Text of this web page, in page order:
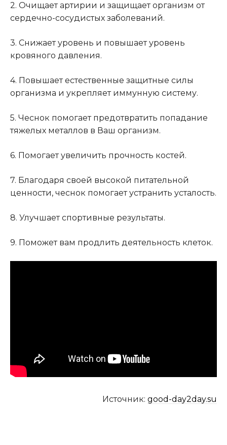
2. Очищает артирии и защищает организм от
сердечно-сосудистых заболеваний.
3. Снижает уровень и повышает уровень
кровяного давления.
4. Повышает естественные защитные силы
организма и укрепляет иммунную систему.
5. Чеснок помогает предотвратить попадание
тяжелых металлов в Ваш организм.
6. Помогает увеличить прочность костей.
7. Благодаря своей высокой питательной
ценности, чеснок помогает устранить усталость.
8. Улучшает спортивные результаты.
9. Поможет вам продлить деятельность клеток.
Источник: good-day2day.su